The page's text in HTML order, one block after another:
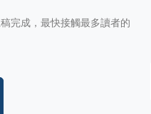
完成，最快接觸最多讀者的